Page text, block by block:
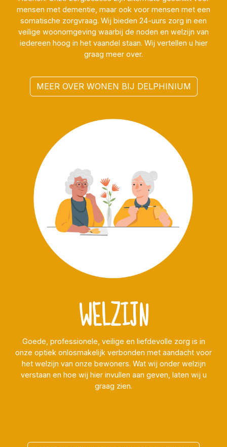
mensen met dementie, maar ook voor mensen met een
somatische zorgvraag. Wij bieden 24-uurs zorg in een
veilige woonomgeving waarbij de noden en welzijn van
iedereen hoog in het vaandel staan. Wij vertellen u hier
graag meer over.
MEER OVER WONEN BIJ DELPHINIUM
WELZIJN
Goede, professionele, veilige en liefdevolle zorg is in
onze optiek onlosmakelijk verbonden met aandacht voor
het welzijn van onze bewoners. Wat wij onder welzijn
verstaan en hoe wij hier invullen aan geven, laten wij u
graag zien.